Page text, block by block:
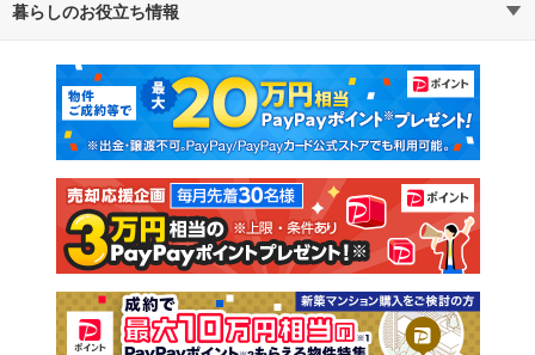
不動産・住宅
新築マンション 中古マンション
新築一戸建て 中古一戸建て
注文住宅 土地
売却査定
暮らしのお役立ち情報
マンションカタログ 教えて！住まいの先生